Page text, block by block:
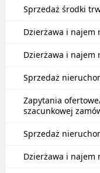
Sprzedaż środki
Dzierżawa i najem
Dzierżawa i najem
Sprzedaż
Zapytania
szacunkowej
Sprzedaż
Dzierżawa i najem